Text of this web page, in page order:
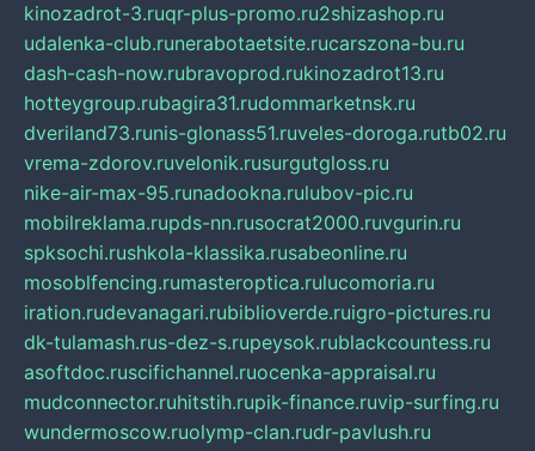
kinozadrot-3.ruqr-plus-promo.ru2shizashop.ru
udalenka-club.runerabotaetsite.rucarszona-bu.ru
dash-cash-now.rubravoprod.rukinozadrot13.ru
hotteygroup.rubagira31.rudommarketnsk.ru
dveriland73.runis-glonass51.ruveles-doroga.rutb02.ru
vrema-zdorov.ruvelonik.rusurgutgloss.ru
nike-air-max-95.runadookna.rulubov-pic.ru
mobilreklama.rupds-nn.rusocrat2000.ruvgurin.ru
spksochi.rushkola-klassika.rusabeonline.ru
mosoblfencing.rumasteroptica.rulucomoria.ru
iration.rudevanagari.rubiblioverde.ruigro-pictures.ru
dk-tulamash.rus-dez-s.rupeysok.rublackcountess.ru
asoftdoc.ruscifichannel.ruocenka-appraisal.ru
mudconnector.ruhitstih.rupik-finance.ruvip-surfing.ru
wundermoscow.ruolymp-clan.rudr-pavlush.ru